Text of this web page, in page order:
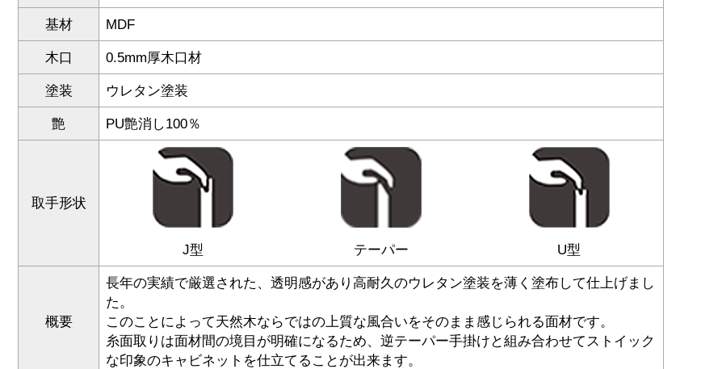
基材 MDF
木口 0.5mm厚木口材
塗装 ウレタン塗装
艶 PU艶消し100％
取手形状
J型 テーパー U型
概要
長年の実績で厳選された、透明感があり高耐久のウレタン塗装を薄く塗布して仕上げまし
た。
このことによって天然木ならではの上質な風合いをそのまま感じられる面材です。
糸面取りは面材間の境目が明確になるため、逆テーパー手掛けと組み合わせてストイック
な印象のキャビネットを仕立てることが出来ます。